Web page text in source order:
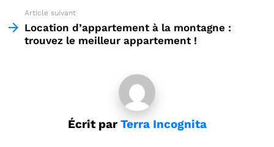
Article suivant
Location d’appartement à la montagne :
trouvez le meilleur appartement !
Écrit par Terra Incognita